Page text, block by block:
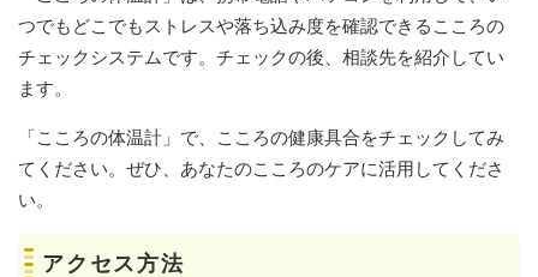
つでもどこでもストレスや落ち込み度を確認できるこころの
チェックシステムです。チェックの後、相談先を紹介してい
ます。
「こころの体温計」で、こころの健康具合をチェックしてみ
てください。ぜひ、あなたのこころのケアに活用してくださ
い。
アクセス方法